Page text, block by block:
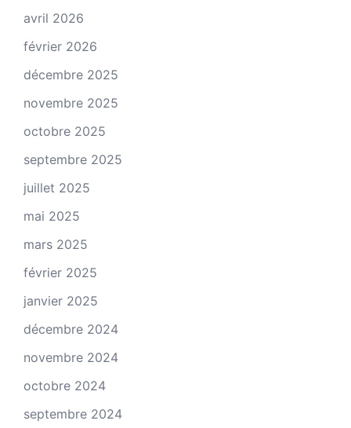
avril 2026
février 2026
décembre 2025
novembre 2025
octobre 2025
septembre 2025
juillet 2025
mai 2025
mars 2025
février 2025
janvier 2025
décembre 2024
novembre 2024
octobre 2024
septembre 2024